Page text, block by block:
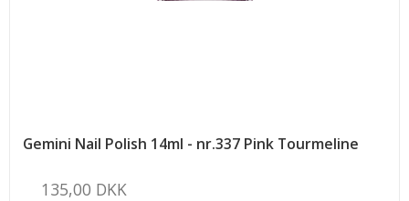
Gemini Nail Polish 14ml - nr.337 Pink Tourmeline
135,00 DKK